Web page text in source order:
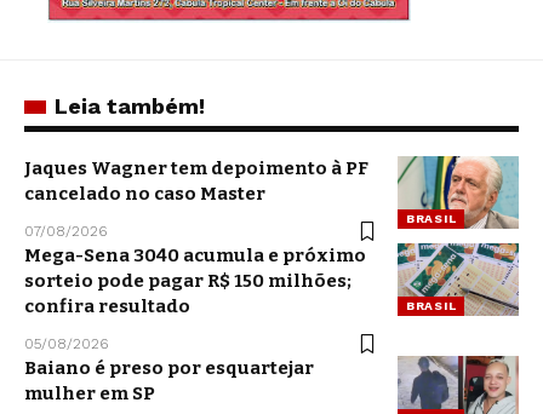
Leia também!
BRASIL
Jaques Wagner tem depoimento à PF
cancelado no caso Master
07/08/2026
BRASIL
Mega-Sena 3040 acumula e próximo
sorteio pode pagar R$ 150 milhões;
confira resultado
05/08/2026
Baiano é preso por esquartejar
mulher em SP